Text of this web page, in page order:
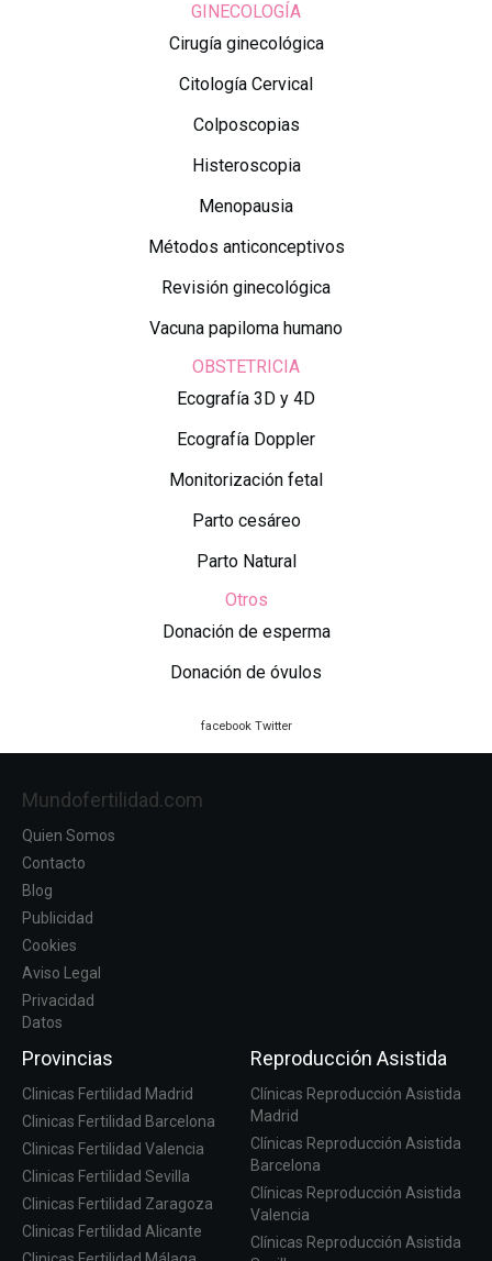
GINECOLOGÍA
Cirugía ginecológica
Citología Cervical
Colposcopias
Histeroscopia
Menopausia
Métodos anticonceptivos
Revisión ginecológica
Vacuna papiloma humano
OBSTETRICIA
Ecografía 3D y 4D
Ecografía Doppler
Monitorización fetal
Parto cesáreo
Parto Natural
Otros
Donación de esperma
Donación de óvulos
facebook Twitter
Mundofertilidad.com
Quien Somos
Contacto
Blog
Publicidad
Cookies
Aviso Legal
Privacidad
Datos
Provincias
Clinicas Fertilidad Madrid
Clinicas Fertilidad Barcelona
Clinicas Fertilidad Valencia
Clinicas Fertilidad Sevilla
Clinicas Fertilidad Zaragoza
Clinicas Fertilidad Alicante
Reproducción Asistida
Clínicas Reproducción Asistida
Madrid
Clínicas Reproducción Asistida
Barcelona
Clínicas Reproducción Asistida
Valencia
Clínicas Reproducción Asistida